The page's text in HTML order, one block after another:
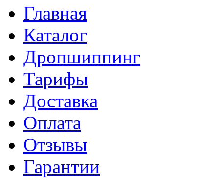
Главная
Каталог
Дропшиппинг
Тарифы
Доставка
Оплата
Отзывы
Гарантии